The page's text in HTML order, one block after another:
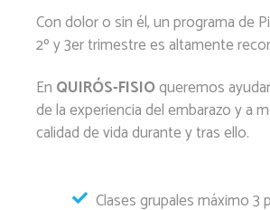
Con dolor o sin él, un programa de
2º y 3er trimestre es altamente
En QUIRÓS-FISIOqueremos
de la experiencia del embarazo y a
calidad de vida durante y tras ello.
Clases grupales máximo 3